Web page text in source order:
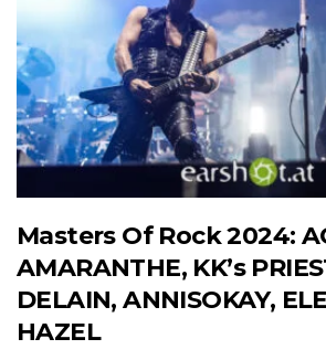
Masters Of Rock 2024:
AMARANTHE, KK’s
DELAIN, ANNISOKAY,
HAZEL